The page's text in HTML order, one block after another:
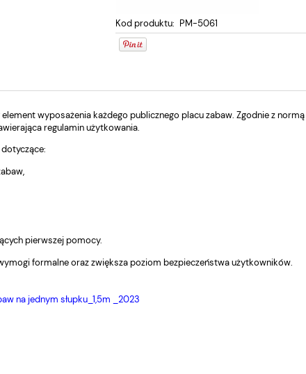
Kod produktu: PM-5061
wyposażenia każdego publicznego placu zabaw. Zgodnie z normą
regulamin użytkowania.
pierwszej pomocy.
formalne oraz zwiększa poziom bezpieczeństwa użytkowników.
na jednym słupku_1,5m _2023